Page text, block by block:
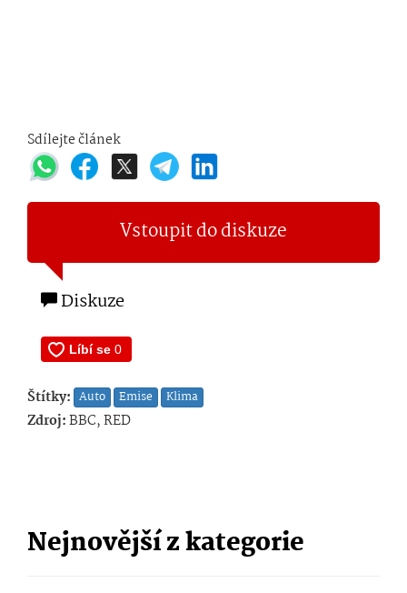
Sdílejte článek
Vstoupit do diskuze
Diskuze
Štítky: Auto Emise Klima
Zdroj:BBC, RED
Nejnovější z kategorie